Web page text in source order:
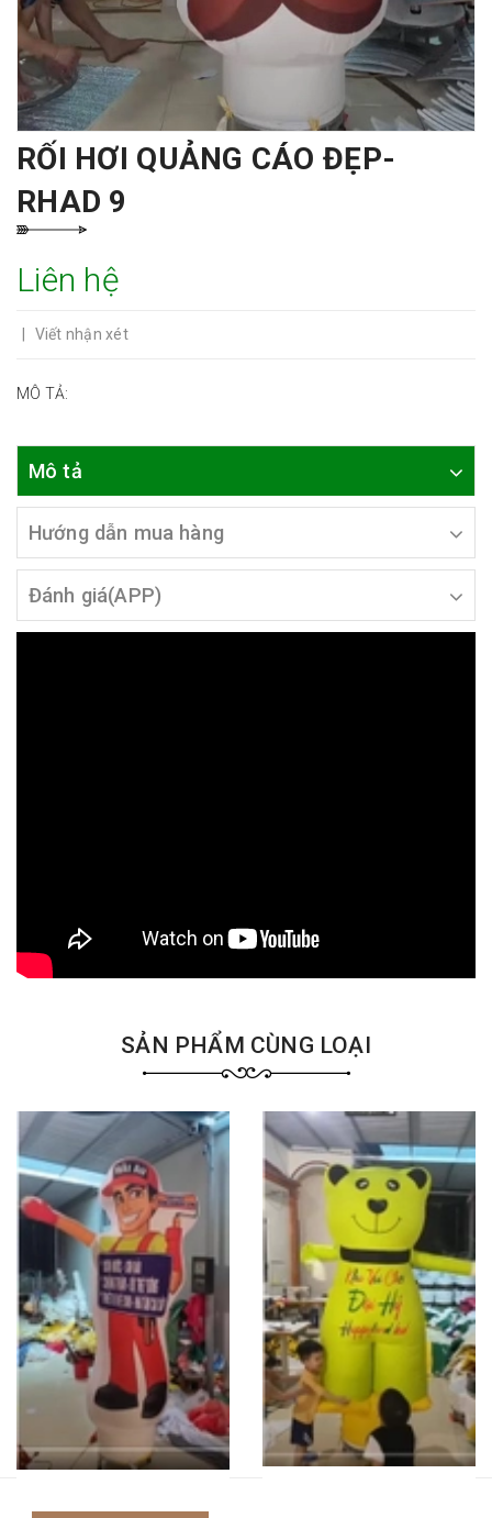
RỐI HƠI QUẢNG CÁO ĐẸP-
RHAD 9
Liên hệ
Viết nhận xét
MÔ TẢ:
Mô tả
Hướng dẫn mua hàng
Đánh giá(APP)
SẢN PHẨM CÙNG LOẠI